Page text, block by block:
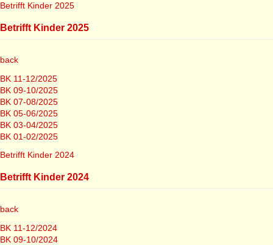
Betrifft Kinder 2025
Betrifft Kinder 2025
back
BK 11-12/2025
BK 09-10/2025
BK 07-08/2025
BK 05-06/2025
BK 03-04/2025
BK 01-02/2025
Betrifft Kinder 2024
Betrifft Kinder 2024
back
BK 11-12/2024
BK 09-10/2024